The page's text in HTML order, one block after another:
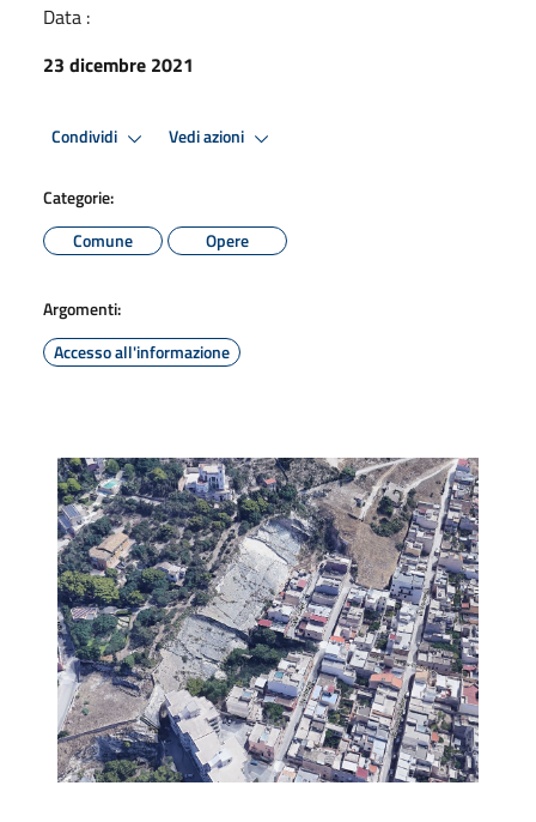
Data :
23 dicembre 2021
Condividi Vedi azioni
Categorie:
Comune
Opere
Argomenti:
Accesso all'informazione